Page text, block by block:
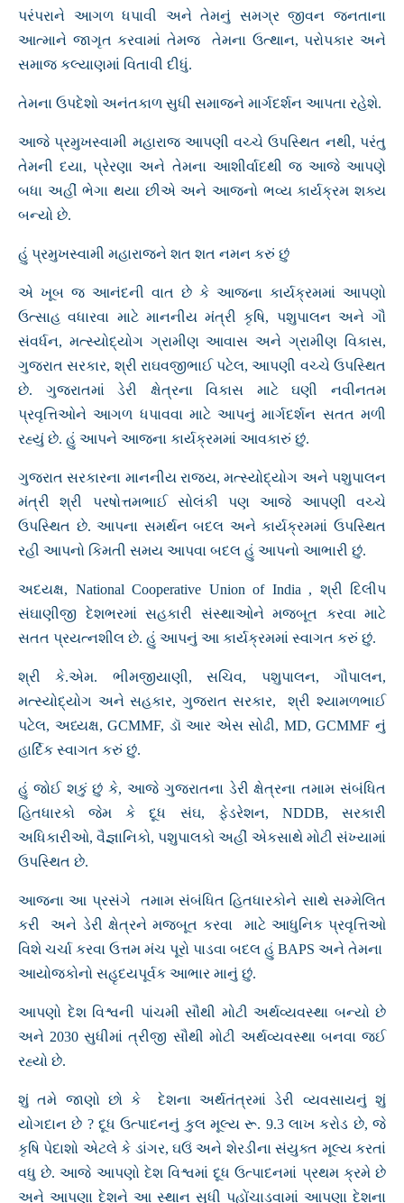
પરંપરાને આગળ ધપાવી અને તેમનું સમગ્ર જીવન જનતાના
આત્માને જાગૃત કરવામાં તેમજ તેમના ઉત્થાન, પરોપકાર અને
સમાજ કલ્યાણમાં વિતાવી દીધું.
તેમના ઉપદેશો અનંતકાળ સુધી સમાજને માર્ગદર્શન આપતા રહેશે.
આજે પ્રમુખસ્વામી મહારાજ આપણી વચ્ચે ઉપસ્થિત નથી, પરંતુ
તેમની દયા, પ્રેરણા અને તેમના આશીર્વાદથી જ આજે આપણે
બધા અહીં ભેગા થયા છીએ અને આજનો ભવ્ય કાર્યક્રમ શક્ય
બન્યો છે.
હું પ્રમુખસ્વામી મહારાજને શત શત નમન કરું છું
એ ખૂબ જ આનંદની વાત છે કે આજના કાર્યક્રમમાં આપણો
ઉત્સાહ વધારવા માટે માનનીય મંત્રી કૃષિ, પશુપાલન અને ગૌ
સંવર્ધન, મત્સ્યોદ્યોગ ગ્રામીણ આવાસ અને ગ્રામીણ વિકાસ,
ગુજરાત સરકાર, શ્રી રાઘવજીભાઈ પટેલ, આપણી વચ્ચે ઉપસ્થિત
છે. ગુજરાતમાં ડેરી ક્ષેત્રના વિકાસ માટે ઘણી નવીનતમ
પ્રવૃત્તિઓને આગળ ધપાવવા માટે આપનું માર્ગદર્શન સતત મળી
રહ્યું છે. હું આપને આજના કાર્યક્રમમાં આવકારું છું.
ગુજરાત સરકારના માનનીય રાજ્ય, મત્સ્યોદ્યોગ અને પશુપાલન
મંત્રી શ્રી પરષોત્તમભાઈ સોલંકી પણ આજે આપણી વચ્ચે
ઉપસ્થિત છે. આપના સમર્થન બદલ અને કાર્યક્રમમાં ઉપસ્થિત
રહી આપનો કિમતી સમય આપવા બદલ હું આપનો આભારી છું.
અદયક્ષ, National Cooperative Union of India , શ્રી દિલીપ
સંઘાણીજી દેશભરમાં સહકારી સંસ્થાઓને મજબૂત કરવા માટે
સતત પ્રયત્નશીલ છે. હું આપનું આ કાર્યક્રમમાં સ્વાગત કરું છું.
શ્રી કે.એમ. ભીમજીયાણી, સચિવ, પશુપાલન, ગૌપાલન,
મત્સ્યોદ્યોગ અને સહકાર, ગુજરાત સરકાર, શ્રી શ્યામળભાઈ
પટેલ, અધ્યક્ષ, GCMMF, ડૉ આર એસ સોઢી, MD, GCMMF નું
હાર્દિક સ્વાગત કરું છું.
હું જોઈ શકું છું કે, આજે ગુજરાતના ડેરી ક્ષેત્રના તમામ સંબંધિત
હિતધારકો જેમ કે દૂધ સંઘ, ફેડરેશન, NDDB, સરકારી
અધિકારીઓ, વૈજ્ઞાનિકો, પશુપાલકો અહીં એકસાથે મોટી સંખ્યામાં
ઉપસ્થિત છે.
આજના આ પ્રસંગે તમામ સંબંધિત હિતધારકોને સાથે સમ્મેલિત
કરી અને ડેરી ક્ષેત્રને મજબૂત કરવા માટે આધુનિક પ્રવૃત્તિઓ
વિશે ચર્ચા કરવા ઉત્તમ મંચ પૂરો પાડવા બદલ હું BAPS અને તેમના
આયોજકોનો સહૃદયપૂર્વક આભાર માનું છું.
આપણો દેશ વિશ્વની પાંચમી સૌથી મોટી અર્થવ્યવસ્થા બન્યો છે
અને 2030 સુધીમાં ત્રીજી સૌથી મોટી અર્થવ્યવસ્થા બનવા જઈ
રહ્યો છે.
શું તમે જાણો છો કે દેશના અર્થતંત્રમાં ડેરી વ્યવસાયનું શું
યોગદાન છે ? દૂધ ઉત્પાદનનું કુલ મૂલ્ય રૂ. 9.3 લાખ કરોડ છે, જે
કૃષિ પેદાશો એટલે કે ડાંગર, ઘઉં અને શેરડીના સંયુક્ત મૂલ્ય કરતાં
વધુ છે. આજે આપણો દેશ વિશ્વમાં દૂધ ઉત્પાદનમાં પ્રથમ ક્રમે છે
અને આપણા દેશને આ સ્થાન સુધી પહોંચાડવામાં આપણા દેશના